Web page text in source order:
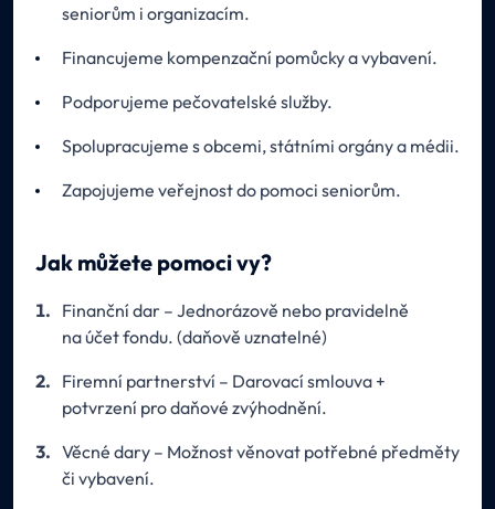
seniorům i organizacím.
Financujeme kompenzační pomůcky a vybavení.
Podporujeme pečovatelské služby.
Spolupracujeme s obcemi, státními orgány a médii.
Zapojujeme veřejnost do pomoci seniorům.
Jak můžete pomoci vy?
Finanční dar – Jednorázově nebo pravidelně
na účet fondu. (daňově uznatelné)
Firemní partnerství – Darovací smlouva +
potvrzení pro daňové zvýhodnění.
Věcné dary – Možnost věnovat potřebné předměty
či vybavení.